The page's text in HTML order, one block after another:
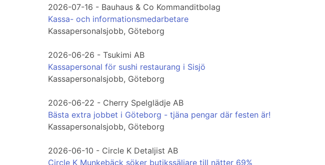
2026-07-16 - Bauhaus & Co Kommanditbolag
Kassa- och informationsmedarbetare
Kassapersonalsjobb, Göteborg
2026-06-26 - Tsukimi AB
Kassapersonal för sushi restaurang i Sisjö
Kassapersonalsjobb, Göteborg
2026-06-22 - Cherry Spelglädje AB
Bästa extra jobbet i Göteborg - tjäna pengar där festen är!
Kassapersonalsjobb, Göteborg
2026-06-10 - Circle K Detaljist AB
Circle K Munkebäck söker butikssäljare till nätter 69%